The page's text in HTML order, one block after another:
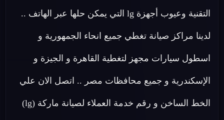
التقنية وعيوب أجهزة lg التي يمكن حلها عبر الهاتف ..
لدينا مراكز صيانة تغطي جميع انحاء الجمهورية و
اسطول سيارات مجهز لتغطية القاهرة و الجيزة و
الإسكندرية و جميع محافظات مصر .. اتصل الان علي
الخط الساخن و رقم خدمة العملاء لصيانة ماركة (lg)